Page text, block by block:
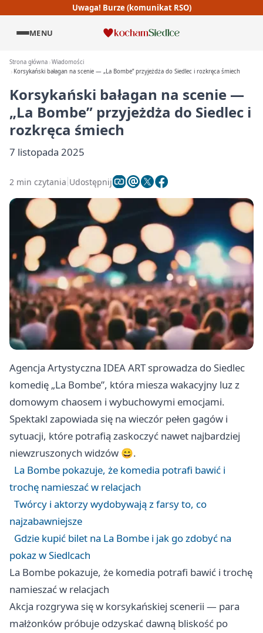
Uwaga! Burze (komunikat RSO)
MENU
Strona główna Wiadomości
Korsykański bałagan na scenie — „La Bombe” przyjeżdża do Siedlec i rozkręca śmiech
Korsykański bałagan na scenie —
„La Bombe” przyjeżdża do Siedlec i
rozkręca śmiech
7 listopada 2025
2 min czytania Udostępnij
Agencja Artystyczna IDEA ART sprowadza do Siedlec
komedię „La Bombe”, która miesza wakacyjny luz z
domowym chaosem i wybuchowymi emocjami.
Spektakl zapowiada się na wieczór pełen gagów i
sytuacji, które potrafią zaskoczyć nawet najbardziej
niewzruszonych widzów 😄.
La Bombe pokazuje, że komedia potrafi bawić i
trochę namieszać w relacjach
Twórcy i aktorzy wydobywają z farsy to, co
najzabawniejsze
Gdzie kupić bilet na La Bombe i jak go zdobyć na
pokaz w Siedlcach
La Bombe pokazuje, że komedia potrafi bawić i trochę
namieszać w relacjach
Akcja rozgrywa się w korsykańskiej scenerii — para
małżonków próbuje odzyskać dawną bliskość po